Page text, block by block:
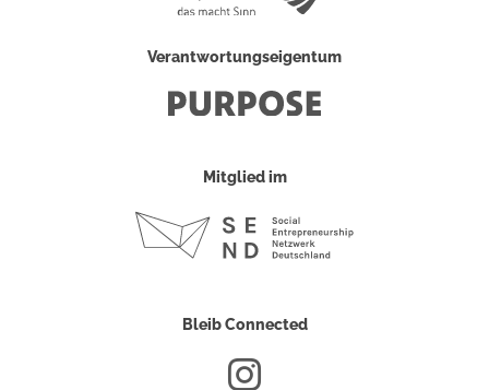
Verantwortungseigentum
Mitglied im
Bleib Connected